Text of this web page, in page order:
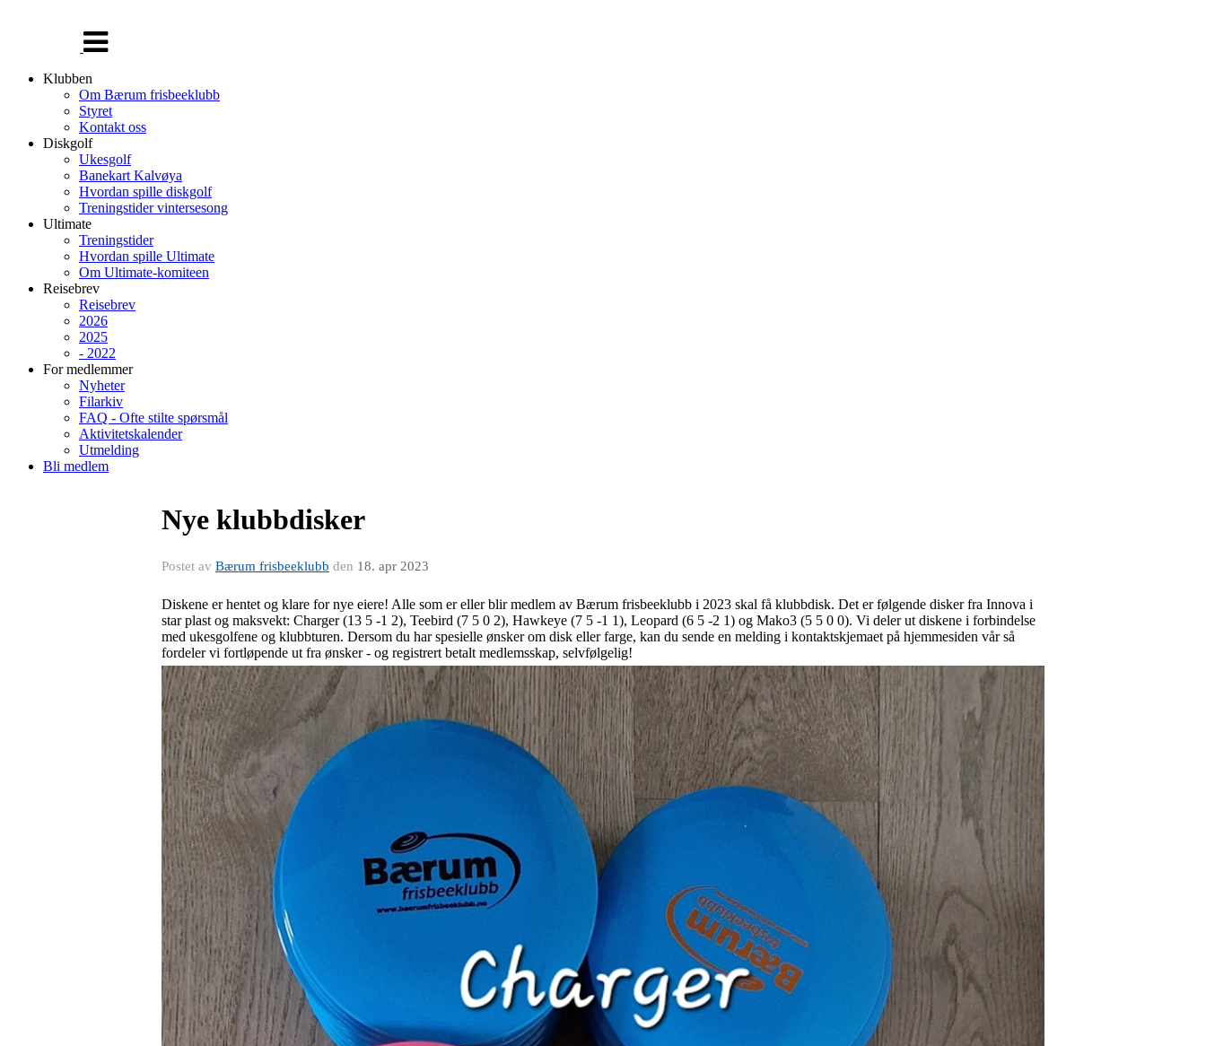
navigasjon
Klubben
Om Bærum frisbeeklubb
Styret
Kontakt oss
Diskgolf
Ukesgolf
Banekart Kalvøya
Hvordan spille diskgolf
Treningstider vintersesong
Ultimate
Treningstider
Hvordan spille Ultimate
Om Ultimate-komiteen
Reisebrev
Reisebrev
2026
2025
- 2022
For medlemmer
Nyheter
Filarkiv
FAQ - Ofte stilte spørsmål
Aktivitetskalender
Utmelding
Bli medlem
Nye klubbdisker
Postet av Bærum frisbeeklubb den 18. apr 2023
Diskene er hentet og klare for nye eiere! Alle som er eller blir medlem av Bærum frisbeeklubb i 2023 skal få klubbdisk. Det er følgende disker fra Innova i
star plast og maksvekt: Charger (13 5 -1 2), Teebird (7 5 0 2), Hawkeye (7 5 -1 1), Leopard (6 5 -2 1) og Mako3 (5 5 0 0). Vi deler ut diskene i forbindelse
med ukesgolfene og klubbturen. Dersom du har spesielle ønsker om disk eller farge, kan du sende en melding i kontaktskjemaet på hjemmesiden vår så
fordeler vi fortløpende ut fra ønsker - og registrert betalt medlemsskap, selvfølgelig!